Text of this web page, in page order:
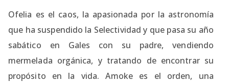
Ofelia es el caos, la apasionada por la astronomía
que ha suspendido la Selectividad y que pasa su año
sabático en Gales con su padre, vendiendo
mermelada orgánica, y tratando de encontrar su
propósito en la vida. Amoke es el orden, una